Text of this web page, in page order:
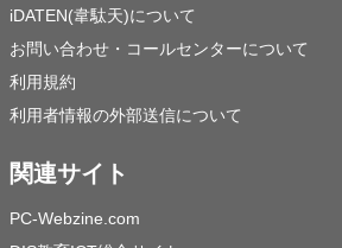
iDATEN(韋駄天)について
お問い合わせ・コールセンターについて
利用規約
利用者情報の外部送信について
関連サイト
PC-Webzine.com